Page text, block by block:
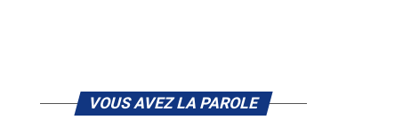
VOUS AVEZ LA PAROLE